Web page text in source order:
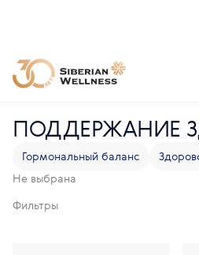
ПОДДЕРЖАНИЕ
Гормональный баланс
Не выбрана
Фильтры